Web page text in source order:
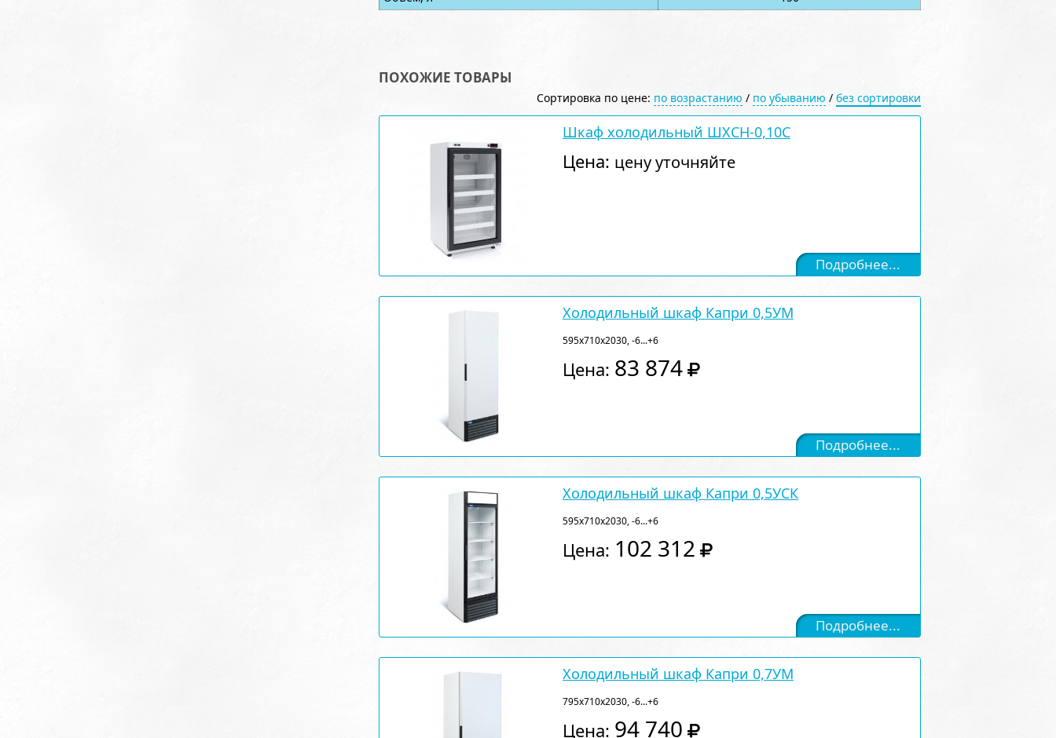
ПОХОЖИЕ ТОВАРЫ
Сортировка по цене: по возрастанию / по убыванию / без сортировки
Шкаф холодильный ШХСН-0,10С
Цена: цену уточняйте
Подробнее...
Холодильный шкаф Капри 0,5УМ
595х710х2030, -6...+6
Цена: 83 874
Подробнее...
Холодильный шкаф Капри 0,5УСК
595х710х2030, -6...+6
Цена: 102 312
Подробнее...
Холодильный шкаф Капри 0,7УМ
795х710х2030, -6...+6
Цена: 94 740